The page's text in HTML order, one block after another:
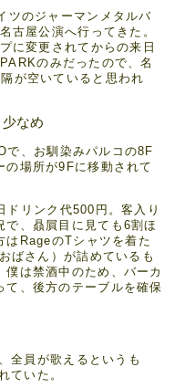
ツのジャーマンメタルバ
古屋公演へ行ってきた。
に変更されてからの来日
のみだったので、名
が空いていると思われ
なめ
で、お馴染みパルコの8F
の場所が9Fに移動されて
リンク代500円。客入り
で、贔屓目に見ても6割ほ
はRageのTシャツを着た
ばさん）が詰めているも
は禁酒中のため、バーカ
て、後方のテーブルを確保
全員が歌えるというも
ていた。